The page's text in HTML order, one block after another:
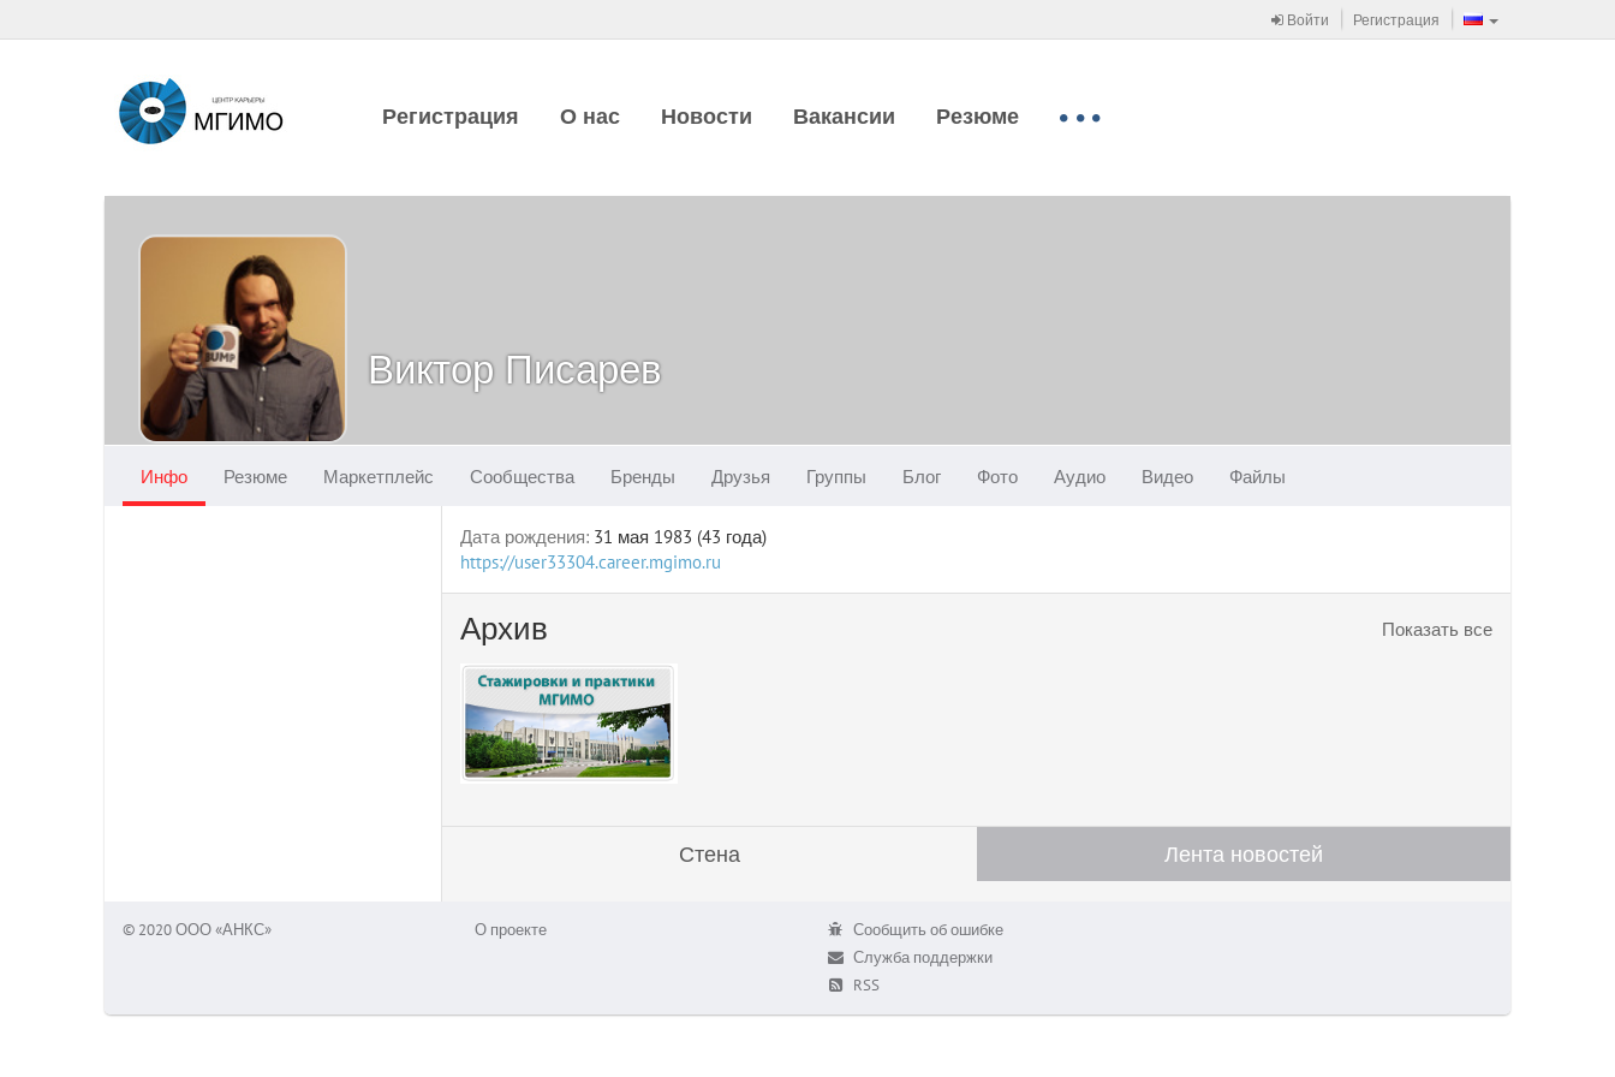
Войти Регистрация
Регистрация О нас Новости Вакансии Резюме
Виктор Писарев
Инфо Резюме Маркетплейс Сообщества Бренды Друзья Группы Блог Фото Аудио Видео Файлы
Дата рождения: 31 мая 1983 (43 года)
https://user33304.career.mgimo.ru
Показать все
Архив
Стена Лента новостей
© 2020 ООО «АНКС» О проекте
Сообщить об ошибке
Служба поддержки
RSS